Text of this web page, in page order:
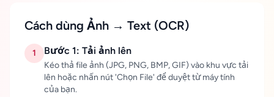
Cách dùng Ảnh → Text (OCR)
1 Bước 1: Tải ảnh lên
Kéo thả file ảnh (JPG, PNG, BMP, GIF) vào khu vực tải
lên hoặc nhấn nút 'Chọn File' để duyệt từ máy tính
của bạn.